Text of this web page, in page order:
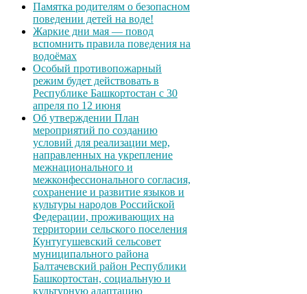
Памятка родителям о безопасном
поведении детей на воде!
Жаркие дни мая — повод
вспомнить правила поведения на
водоёмах
Особый противопожарный
режим будет действовать в
Республике Башкортостан с 30
апреля по 12 июня
Об утверждении План
мероприятий по созданию
условий для реализации мер,
направленных на укрепление
межнационального и
межконфессионального согласия,
сохранение и развитие языков и
культуры народов Российской
Федерации, проживающих на
территории сельского поселения
Кунтугушевский сельсовет
муниципального района
Балтачевский район Республики
Башкортостан, социальную и
культурную адаптацию